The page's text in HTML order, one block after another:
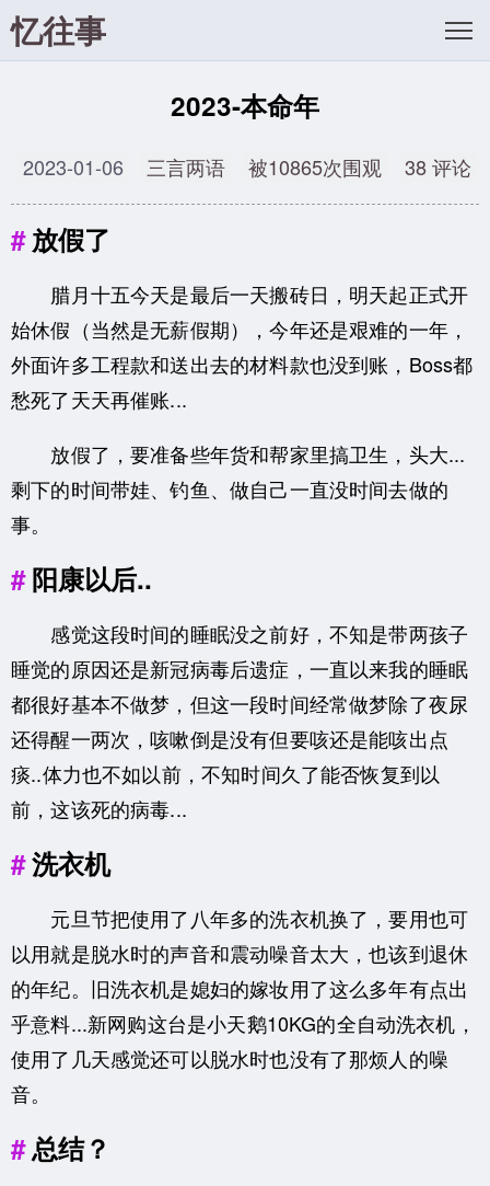
忆往事
2023-本命年
2023-01-06 三言两语 被10865次围观 38 评论
放假了
腊月十五今天是最后一天搬砖日，明天起正式开
始休假（当然是无薪假期），今年还是艰难的一年，
外面许多工程款和送出去的材料款也没到账，Boss都
愁死了天天再催账...
放假了，要准备些年货和帮家里搞卫生，头大...
剩下的时间带娃、钓鱼、做自己一直没时间去做的
事。
阳康以后..
感觉这段时间的睡眠没之前好，不知是带两孩子
睡觉的原因还是新冠病毒后遗症，一直以来我的睡眠
都很好基本不做梦，但这一段时间经常做梦除了夜尿
还得醒一两次，咳嗽倒是没有但要咳还是能咳出点
痰..体力也不如以前，不知时间久了能否恢复到以
前，这该死的病毒...
洗衣机
元旦节把使用了八年多的洗衣机换了，要用也可
以用就是脱水时的声音和震动噪音太大，也该到退休
的年纪。旧洗衣机是媳妇的嫁妆用了这么多年有点出
乎意料...新网购这台是小天鹅10KG的全自动洗衣机，
使用了几天感觉还可以脱水时也没有了那烦人的噪
音。
总结？